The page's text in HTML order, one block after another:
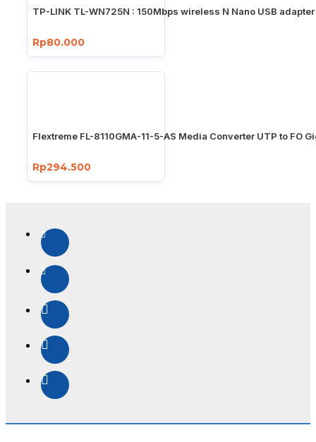
TP-LINK TL-WN725N : 150Mbps wireless N Nano USB adapter
Rp80.000
Flextreme FL-8110GMA-11-5-AS Media Converter UTP to FO
Rp294.500